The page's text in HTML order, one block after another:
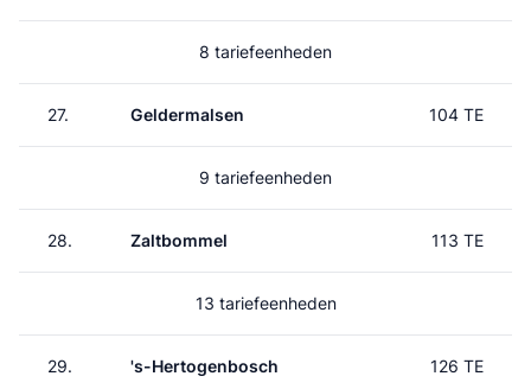
8 tariefeenheden
27. Geldermalsen 104 TE
9 tariefeenheden
28. Zaltbommel 113 TE
13 tariefeenheden
29. 's-Hertogenbosch 126 TE